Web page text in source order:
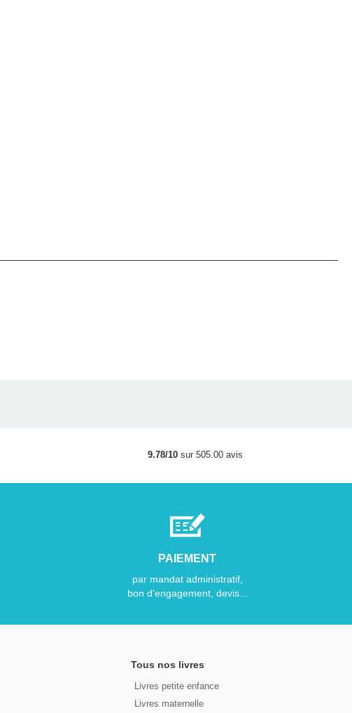
9.78/10sur 505.00 avis
PAIEMENT
par mandat administratif,
bon d'engagement, devis...
Tous nos livres
Livres petite enfance
Livres maternelle